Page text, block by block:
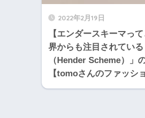
2022年2月19日
【エンダースキーマっ
界からも注目されてい
（Hender Scheme）」
【tomoさんのファッシ